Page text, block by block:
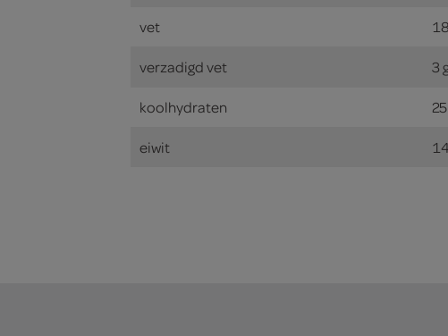
vet
verzadigd vet 3
koolhydraten
eiwit